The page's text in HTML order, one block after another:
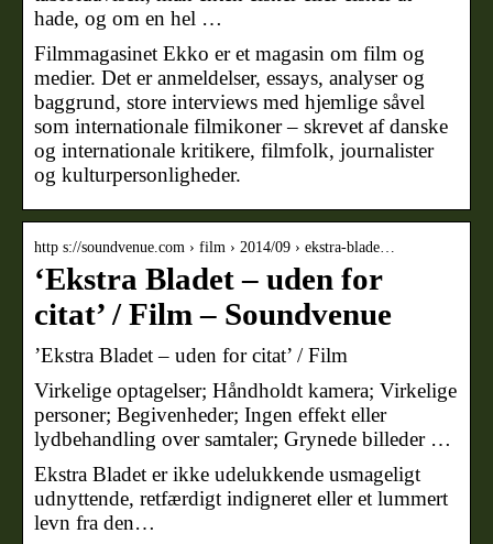
hade, og om en hel …
Filmmagasinet Ekko er et magasin om film og
medier. Det er anmeldelser, essays, analyser og
baggrund, store interviews med hjemlige såvel
som internationale filmikoner – skrevet af danske
og internationale kritikere, filmfolk, journalister
og kulturpersonligheder.
http s://soundvenue.com › film › 2014/09 › ekstra-blade…
‘Ekstra Bladet – uden for
citat’ / Film – Soundvenue
’Ekstra Bladet – uden for citat’ / Film
Virkelige optagelser; Håndholdt kamera; Virkelige
personer; Begivenheder; Ingen effekt eller
lydbehandling over samtaler; Grynede billeder …
Ekstra Bladet er ikke udelukkende usmageligt
udnyttende, retfærdigt indigneret eller et lummert
levn fra den…